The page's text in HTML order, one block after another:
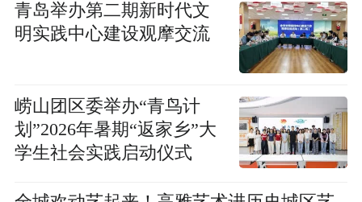
青岛举办第二期新时代文
明实践中心建设观摩交流
崂山团区委举办“青鸟计
划”2026年暑期“返家乡”大
学生社会实践启动仪式